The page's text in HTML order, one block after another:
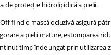
de protecție hidrolipidică a pielii.
Off fiind o mască ocluzivă asigură
a pielii mature, estomparea
timp îndelungat prin utilizarea